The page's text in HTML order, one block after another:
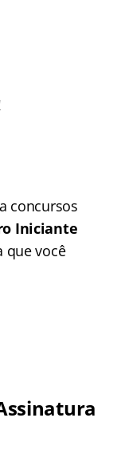
concursos
Iniciante
que você